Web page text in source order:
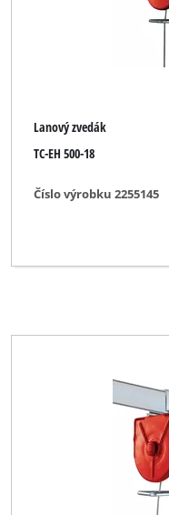
Lanový zvedák
TC-EH 500-18
Číslo výrobku 2255145